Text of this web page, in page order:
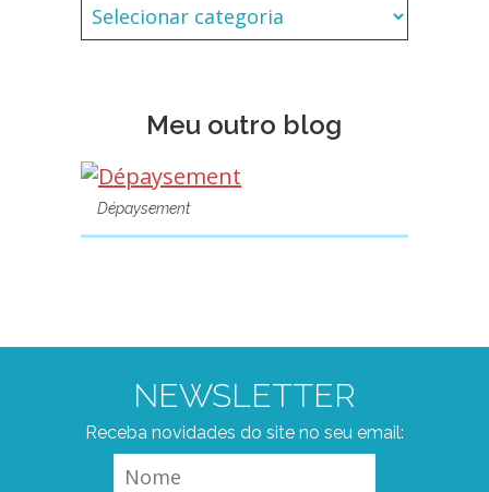
Meu outro blog
Dépaysement
NEWSLETTER
Receba novidades do site no seu email: